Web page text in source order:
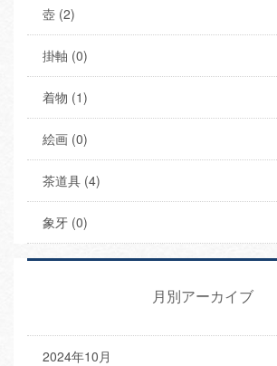
壺 (2)
掛軸 (0)
着物 (1)
絵画 (0)
茶道具 (4)
象牙 (0)
月別アーカイブ
2024年10月